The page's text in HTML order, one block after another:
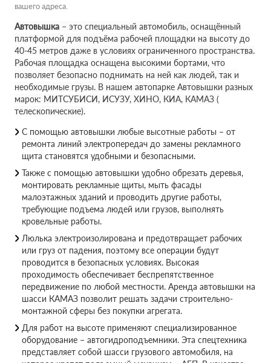
вашего адреса.
Автовышка – это специальный автомобиль, оснащённый
платформой для подъёма рабочей площадки на высоту до
40-45 метров даже в условиях ограниченного пространства.
Рабочая площадка оснащена высокими бортами, что
позволяет безопасно поднимать на ней как людей, так и
необходимые грузы. В нашем автопарке Автовышки разных
марок: МИТСУБИСИ, ИСУЗУ, ХИНО, КИА, КАМАЗ (
телескопические).
С помощью автовышки любые высотные работы – от
ремонта линий электропередач до замены рекламного
щита становятся удобными и безопасными.
Также с помощью автовышки удобно обрезать деревья,
монтировать рекламные щиты, мыть фасады
малоэтажных зданий и проводить другие работы,
требующие подъема людей или грузов, выполнять
кровельные работы.
Люлька электроизолирована и предотвращает рабочих
или груз от падения, поэтому все операции будут
проводится в безопасных условиях. Высокая
проходимость обеспечивает беспрепятственное
передвижение по любой местности. Аренда автовышки на
шасси КАМАЗ позволит решать задачи строительно-
монтажной сферы без покупки агрегата.
Для работ на высоте применяют специализированное
оборудование – автогидроподъемники. Эта спецтехника
представляет собой шасси грузового автомобиля, на